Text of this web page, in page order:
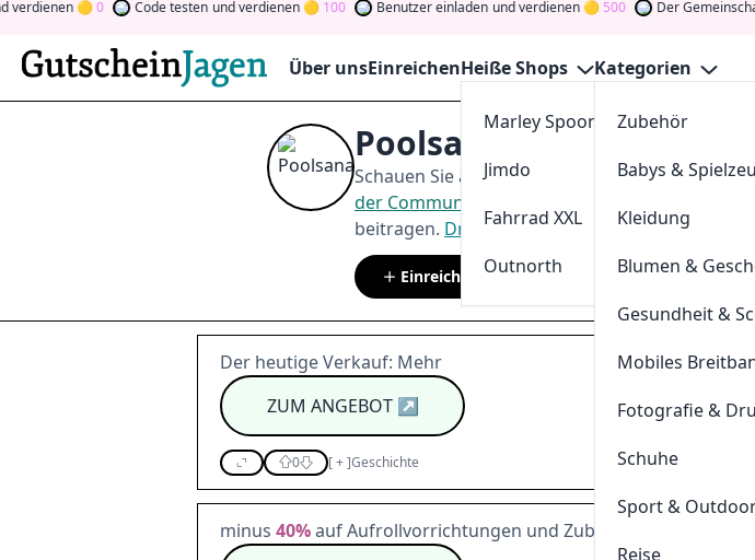
0 Code testen und verdienen 100 Benutzer einladen und verdienen 500 Der Gemeinschaft
Über unsEinreichenHeiße Shops
Marley Spoon
Jimdo
Fahrrad XXL
Outnorth
Kategorien
Zubehör
Babys &
Kleidung
Blumen &
Gesundheit &
Mobiles
Fotografie &
Schuhe
Sport &
Reise
Poolsana Gutscheine
Schauen Sie aufGutscheinJagenfür die besten
der Community
und verdienen Sie Tokens,
beitragen. Drehen Sie den Glückskleeund
Einreichen poolsana.de
Der heutige Verkauf: Mehr
ZUM ANGEBOT↗
0 [+]Geschichte
minus 40%auf Aufrollvorrichtungen und Zubehör